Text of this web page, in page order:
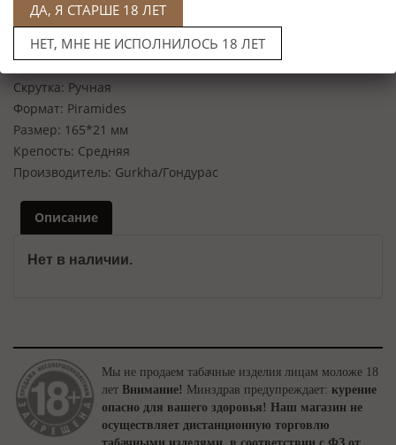
Нет в наличии
Характеристики
Скрутка: Ручная
Формат: Piramides
Размер: 165*21 мм
Крепость: Средняя
Производитель: Gurkha/Гондурас
Описание
Нет в наличии.
Мы не продаем табачные изделия лицам моложе 18
лет Внимание! Минздрав предупреждает: курение
опасно для вашего здоровья! Наш магазин не
осуществляет дистанционную торговлю
ДА, Я СТАРШЕ 18 ЛЕТ
НЕТ, МНЕ НЕ ИСПОЛНИЛОСЬ 18 ЛЕТ